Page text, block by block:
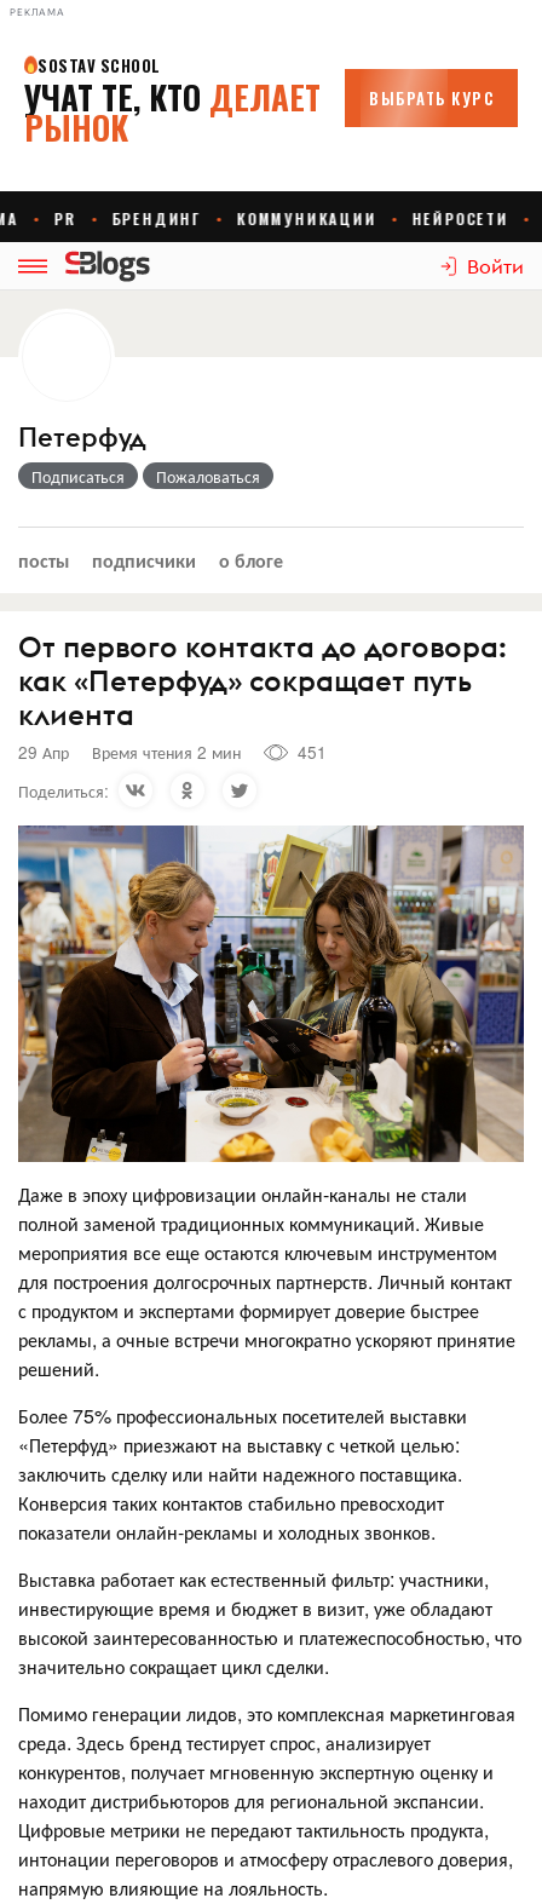
РЕКЛАМА
Войти
Петерфуд
Подписаться Пожаловаться
посты подписчики о блоге
От первого контакта до договора:
как «Петерфуд» сокращает путь
клиента
29 Апр Время чтения 2 мин
451
Поделиться:
Даже в эпоху цифровизации онлайн-каналы не стали
полной заменой традиционных коммуникаций. Живые
мероприятия все еще остаются ключевым инструментом
для построения долгосрочных партнерств. Личный контакт
с продуктом и экспертами формирует доверие быстрее
рекламы, а очные встречи многократно ускоряют принятие
решений.
Более 75% профессиональных посетителей выставки
«Петерфуд» приезжают на выставку с четкой целью:
заключить сделку или найти надежного поставщика.
Конверсия таких контактов стабильно превосходит
показатели онлайн-рекламы и холодных звонков.
Выставка работает как естественный фильтр: участники,
инвестирующие время и бюджет в визит, уже обладают
высокой заинтересованностью и платежеспособностью, что
значительно сокращает цикл сделки.
Помимо генерации лидов, это комплексная маркетинговая
среда. Здесь бренд тестирует спрос, анализирует
конкурентов, получает мгновенную экспертную оценку и
находит дистрибьюторов для региональной экспансии.
Цифровые метрики не передают тактильность продукта,
интонации переговоров и атмосферу отраслевого доверия,
напрямую влияющие на лояльность.